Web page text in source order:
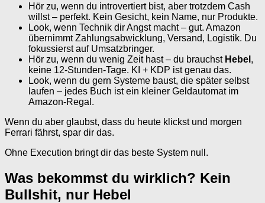
Hör zu, wenn du introvertiert bist, aber trotzdem Cash
willst – perfekt. Kein Gesicht, kein Name, nur Produkte.
Look, wenn Technik dir Angst macht – gut. Amazon
übernimmt Zahlungsabwicklung, Versand, Logistik. Du
fokussierst auf Umsatzbringer.
Hör zu, wenn du wenig Zeit hast – du brauchst Hebel ,
keine 12-Stunden-Tage. KI + KDP ist genau das.
Look, wenn du gern Systeme baust, die später selbst
laufen – jedes Buch ist ein kleiner Geldautomat im
Amazon-Regal.
Wenn du aber glaubst, dass du heute klickst und morgen
Ferrari fährst, spar dir das.
Ohne Execution bringt dir das beste System null.
Was bekommst du wirklich? Kein
Bullshit, nur Hebel